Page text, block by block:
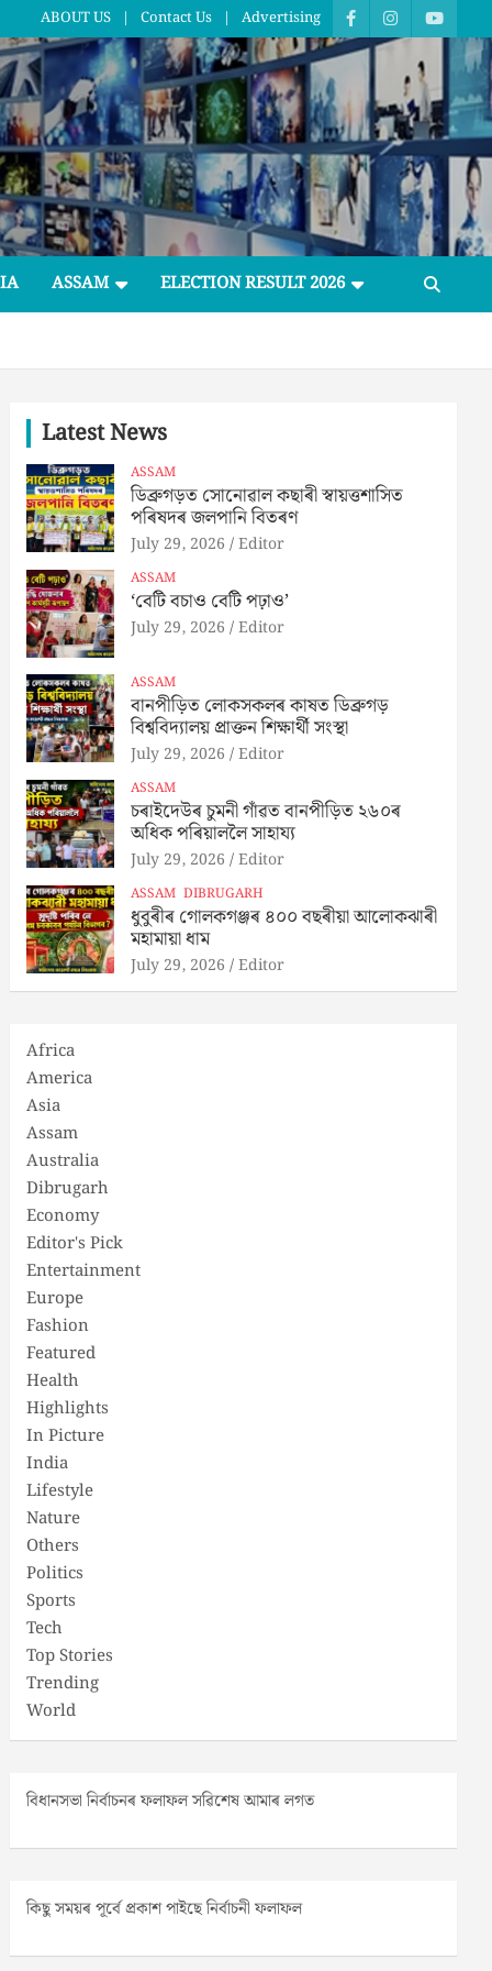
ABOUT US Contact Us Advertising
ASSAM ELECTION RESULT 2026
Latest News
ASSAM
ডিব্ৰুগড়ত সোনোৱাল কছাৰী স্বায়ত্তশাসিত
পৰিষদৰ জলপানি বিতৰণ
July 29, 2026 Editor
ASSAM
‘বেটি বচাও বেটি পঢ়াও’
July 29, 2026 Editor
ASSAM
বানপীড়িত লোকসকলৰ কাষত ডিব্ৰুগড়
বিশ্ববিদ্যালয় প্ৰাক্তন শিক্ষাৰ্থী সংস্থা
July 29, 2026 Editor
ASSAM
চৰাইদেউৰ চুমনী গাঁৱত বানপীড়িত ২৬০ৰ
অধিক পৰিয়াললৈ সাহায্য
July 29, 2026 Editor
ASSAM DIBRUGARH
ধুবুৰীৰ গোলকগঞ্জৰ ৪০০ বছৰীয়া আলোকঝাৰী
মহামায়া ধাম
July 29, 2026 Editor
Africa
America
Asia
Assam
Australia
Dibrugarh
Economy
Editor's Pick
Entertainment
Europe
Fashion
Featured
Health
Highlights
In Picture
India
Lifestyle
Nature
Others
Politics
Sports
Tech
Top Stories
Trending
World
বিধানসভা নিৰ্বাচনৰ ফলাফল সৱিশেষ আমাৰ লগত
কিছু সময়ৰ পূৰ্বে প্ৰকাশ পাইছে নিৰ্বাচনী ফলাফল